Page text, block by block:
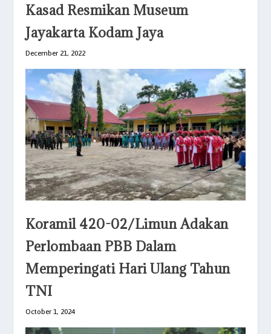
Kasad Resmikan Museum
Jayakarta Kodam Jaya
December 21, 2022
Koramil 420-02/Limun Adakan
Perlombaan PBB Dalam
Memperingati Hari Ulang Tahun
TNI
October 1, 2024